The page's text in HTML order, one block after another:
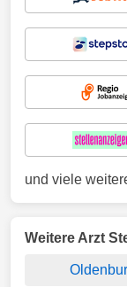
und viele
Weitere Arzt